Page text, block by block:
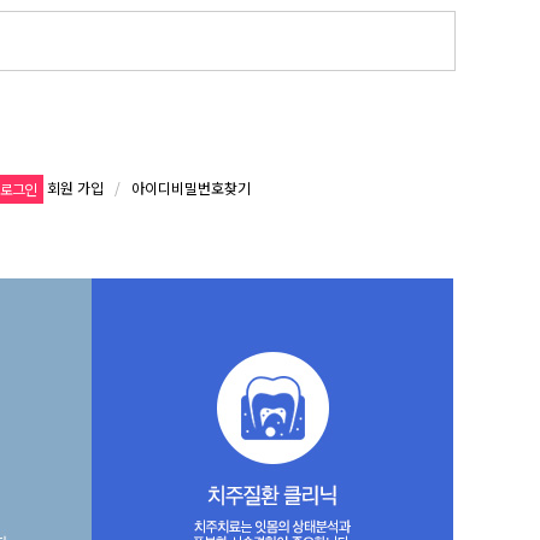
회원 가입 / 아이디비밀번호찾기